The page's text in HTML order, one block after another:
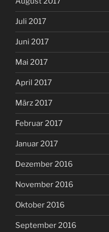
Juli 2017
Juni 2017
Mai 2017
April 2017
März 2017
Februar 2017
Januar 2017
Dezember 2016
November 2016
Oktober 2016
September 2016